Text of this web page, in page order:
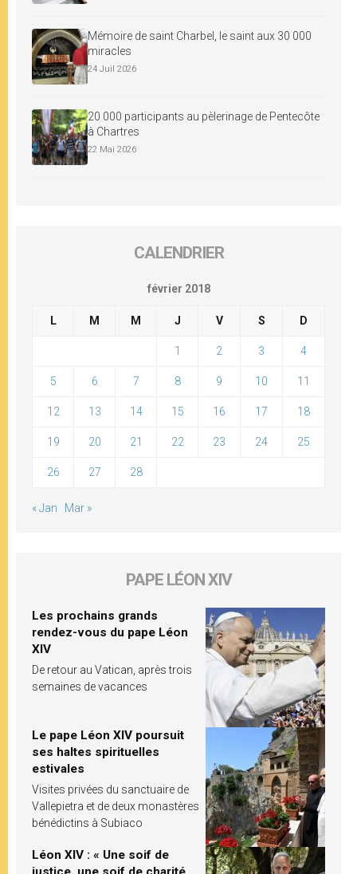
Mémoire de saint Charbel, le saint aux 30 000
miracles
24 Juil 2026
20 000 participants au pèlerinage de Pentecôte
à Chartres
22 Mai 2026
CALENDRIER
février 2018
L M M J V S D
1 2 3 4
5 6 7 8 9 10 11
12 13 14 15 16 17 18
19 20 21 22 23 24 25
26 27 28
« Jan Mar »
PAPE LÉON XIV
Les prochains grands
rendez-vous du pape Léon
XIV
De retour au Vatican, après trois
semaines de vacances
Le pape Léon XIV poursuit
ses haltes spirituelles
estivales
Visites privées du sanctuaire de
Vallepietra et de deux monastères
bénédictins à Subiaco
Léon XIV : « Une soif de